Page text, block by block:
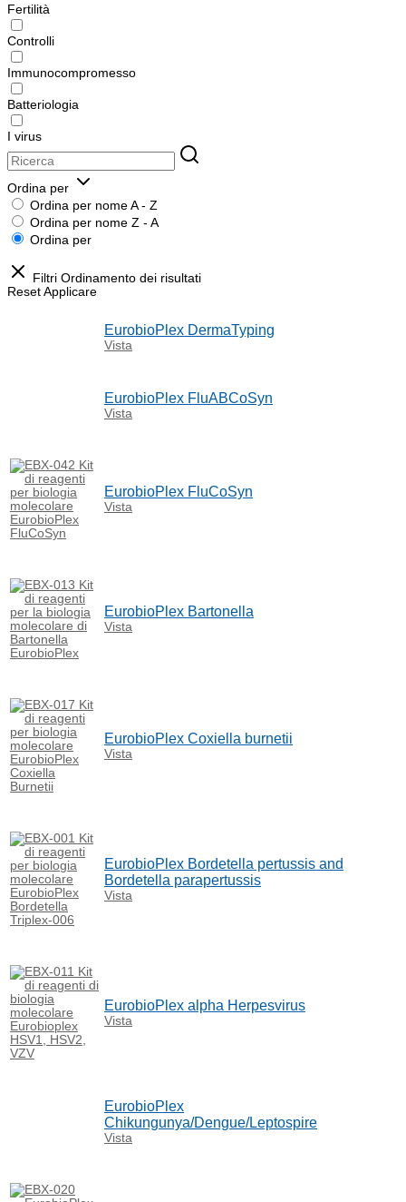
Fertilità
Controlli
Immunocompromesso
Batteriologia
I virus
Ordina per
Ordina per nome A - Z
Ordina per nome Z - A
Ordina per
Filtri Ordinamento dei risultati
Reset Applicare
EurobioPlex DermaTyping
Vista
EurobioPlex FluABCoSyn
Vista
EurobioPlex FluCoSyn
Vista
EurobioPlex Bartonella
Vista
EurobioPlex Coxiella burnetii
Vista
EurobioPlex Bordetella pertussis and
Bordetella parapertussis
Vista
EurobioPlex alpha Herpesvirus
Vista
EurobioPlex
Chikungunya/Dengue/Leptospire
Vista